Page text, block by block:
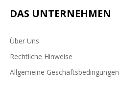
DAS UNTERNEHMEN
Über Uns
Rechtliche Hinweise
Allgemeine Geschäftsbedingungen